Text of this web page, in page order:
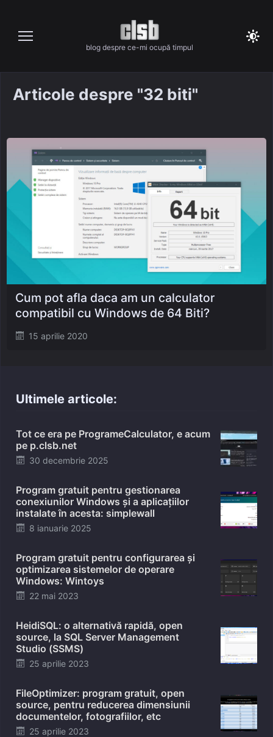
content
blog despre ce-mi ocupă timpul
Articole despre "32 biti"
Posted
15 aprilie 2020
Cum pot afla daca am un calculator
compatibil cu Windows de 64 Biti?
Ultimele articole:
Tot ce era pe ProgrameCalculator, e acum
pe p.clsb.net
Posted
30 decembrie 2025
Program gratuit pentru gestionarea
conexiunilor Windows și a aplicațiilor
instalate în acesta: simplewall
Posted
8 ianuarie 2025
Program gratuit pentru configurarea și
optimizarea sistemelor de operare
Windows: Wintoys
Posted
22 mai 2023
HeidiSQL: o alternativă rapidă, open
source, la SQL Server Management
Studio (SSMS)
Posted
25 aprilie 2023
FileOptimizer: program gratuit, open
source, pentru reducerea dimensiunii
documentelor, fotografiilor, etc
Posted
25 aprilie 2023